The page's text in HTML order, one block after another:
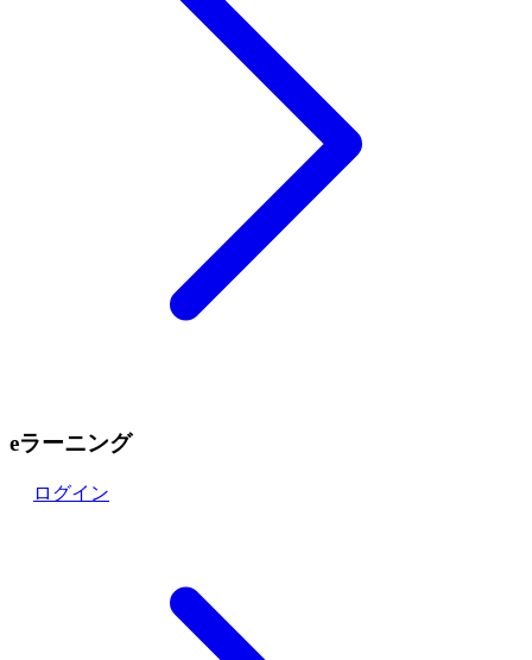
eラーニング
ログイン